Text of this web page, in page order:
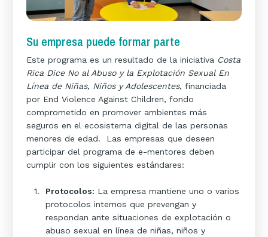
Su empresa puede formar parte
Este programa es un resultado de la iniciativa Costa
Rica Dice No al Abuso y la Explotación Sexual En
Línea de Niñas, Niños y Adolescentes, financiada
por End Violence Against Children, fondo
comprometido en promover ambientes más
seguros en el ecosistema digital de las personas
menores de edad. Las empresas que deseen
participar del programa de e-mentores deben
cumplir con los siguientes estándares:
Protocolos: La empresa mantiene uno o varios
protocolos internos que prevengan y
respondan ante situaciones de explotación o
abuso sexual en línea de niñas, niños y